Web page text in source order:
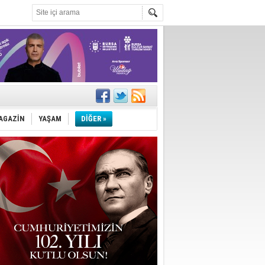
YAŞAM DİĞER »